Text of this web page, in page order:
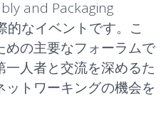
and Packaging
的なイベントです。こ
の主要なフォーラムで
人者と交流を深めるた
トワーキングの機会を